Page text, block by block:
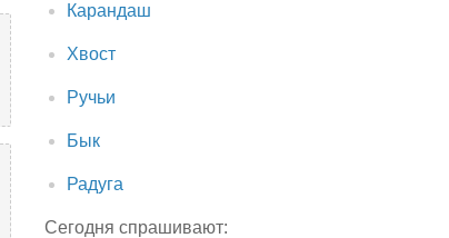
Карандаш
Хвост
Ручьи
Бык
Радуга
Сегодня спрашивают: